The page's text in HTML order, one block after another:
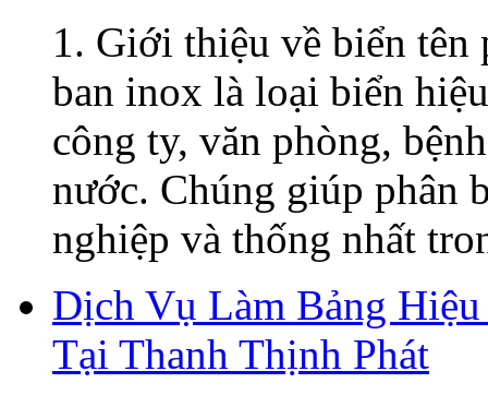
1. Giới thiệu về biển tên
ban inox là loại biển
công ty, văn phòng,
nước. Chúng giúp phân
nghiệp và thống nhất
Dịch Vụ Làm Bảng
Tại Thanh Thịnh Phát